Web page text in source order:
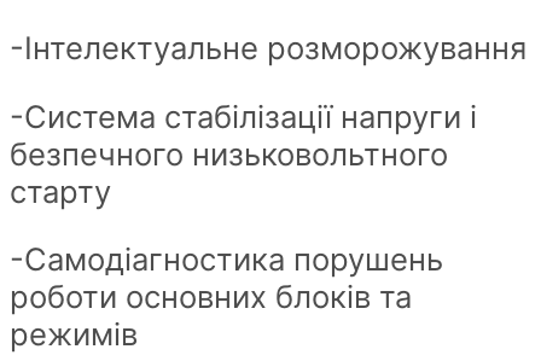
-Інтелектуальне розморожування
-Система стабілізації напруги і
безпечного низьковольтного
старту
-Самодіагностика порушень
роботи основних блоків та
режимів